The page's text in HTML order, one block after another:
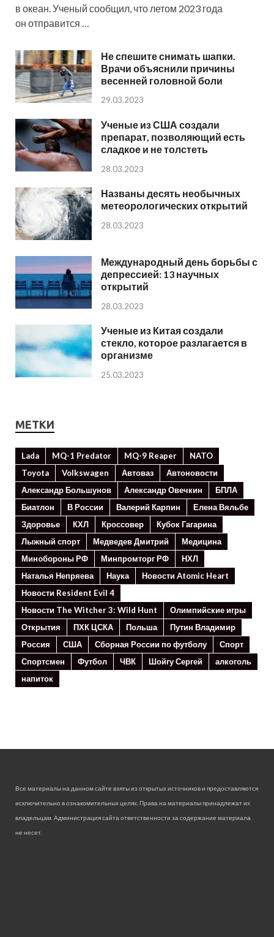
в океан. Ученый сообщил, что летом 2023 года
он отправится …
Не спешите снимать шапки.
Врачи объяснили причины
весенней головной боли
29.03.2023
Ученые из США создали
препарат, позволяющий есть
сладкое и не толстеть
28.03.2023
Названы десять необычных
метеорологических открытий
28.03.2023
Международный день борьбы с
депрессией: 13 научных
открытий
28.03.2023
Ученые из Китая создали
стекло, которое разлагается в
организме
25.03.2023
МЕТКИ
Lada MQ-1 Predator MQ-9 Reaper
NATO
Toyota
Volkswagen Автоваз
Автоновости
Александр Большунов
Александр Овечкин
БПЛА
Биатлон
В России Валерий Карпин
Елена Вяльбе
Здоровье
КХЛ Кроссовер
Кубок Гагарина
Лыжный спорт
Медведев Дмитрий
Медицина
Минoбороны РФ
Минпромторг РФ
НХЛ
Наталья Непряева
Наука
Новости Atomic Heart
Новости Resident Evil 4
Новости The Witcher 3: Wild Hunt
Олимпийские игры
Открытия
ПХК ЦСКА Польша
Путин Владимир
Россия
США Сборная России по футболу
Спорт
Спортсмен
Футбол ЧВК Шойгу Сергей
алкоголь
напиток
Все материалы на данном сайте взяты из открытых источников и предоставляются
исключительно в ознакомительных целях. Права на материалы принадлежат их
владельцам. Администрация сайта ответственности за содержание материала
не несет.